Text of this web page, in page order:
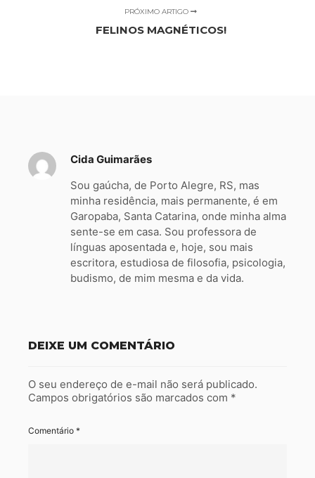
PRÓXIMO ARTIGO
FELINOS MAGNÉTICOS!
Cida Guimarães
Sou gaúcha, de Porto Alegre, RS, mas
minha residência, mais permanente, é em
Garopaba, Santa Catarina, onde minha alma
sente-se em casa. Sou professora de
línguas aposentada e, hoje, sou mais
escritora, estudiosa de filosofia, psicologia,
budismo, de mim mesma e da vida.
DEIXE UM COMENTÁRIO
O seu endereço de e-mail não será publicado.
Campos obrigatórios são marcados com *
Comentário *